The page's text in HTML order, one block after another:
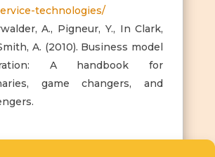
technologies/
A., Pigneur, Y., In Clark,
A. (2010). Business model
A handbook for
game changers, and